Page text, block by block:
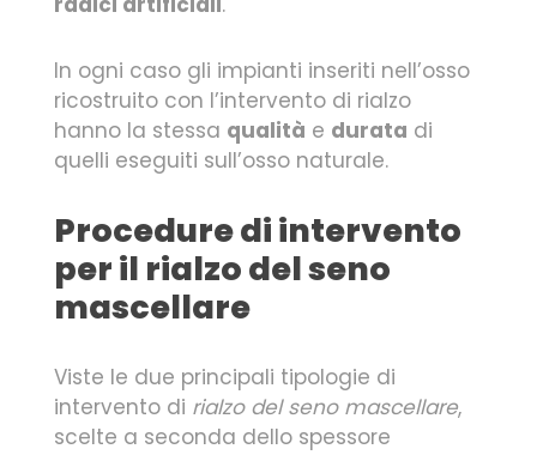
In ogni caso gli impianti inseriti nell’osso
ricostruito con l’intervento di rialzo
hanno la stessa qualità e durata di
quelli eseguiti sull’osso naturale.
Procedure di intervento
per il rialzo del seno
mascellare
Viste le due principali tipologie di
intervento di rialzo del seno mascellare,
scelte a seconda dello spessore